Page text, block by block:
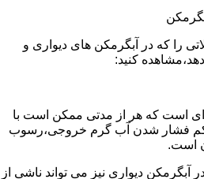
را که در آبگرمکن های دیواری و
کنید:
است که هر از مدتی ممکن است با
کم فشار شدن آب گرم خروجی،رسوب
است.
دیواری نیز می تواند ناشی از